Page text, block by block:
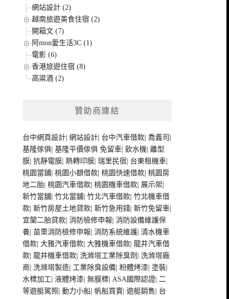
網站設計 (2)
越南旅遊美食住宿 (2)
開箱文 (7)
阿mon愛生活3C (1)
電影 (6)
香港旅遊住宿 (8)
高粱酒 (2)
贊助商連結
台中網頁設計 |網站設計 台中汽車借款 |喬義司
基隆傢俱 |基隆平價傢俱 免留車 |飲水機 |離型
膜 |抗靜電膜 |熱轉印膜 |瑞里民宿 台東租機車
桃園當鋪 |桃園小額借款 |桃園快速借款 |桃園房
地二胎 |桃園汽車借款 |桃園機車借款 展示架
新竹當舖 |竹北當舖 |竹北汽車借款 |竹北機車借
款 |新竹房屋土地貸款 |新竹急用錢 |新竹免留車
宜蘭二胎貸款 |消防檢修申報 |消防設備維護保
養 |苗栗消防檢修申報 |消防系統維護 |清水機車
借款 |大雅汽車借款 |大雅機車借款 |龍井汽車借
款 |龍井機車借款 洗滌塔工業除臭劑
洗滌塔廠
商 洗滌塔製造 工業除臭設備 |粉體烤漆 |塗裝
水標加工 |液體烤漆 |無膜標 |ASA國際認證 |二
等遊艇駕照 |動力小船 帆船買賣 |遊艇銷售 台